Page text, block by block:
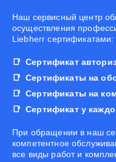
Наш сервисный центр
осуществления
Liebherr сертификатами:
Сертификат
Сертификаты на
Сертификаты на
Сертификат у
При обращении в наш
компетентное
все виды работ и